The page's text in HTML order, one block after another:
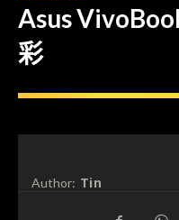
Asus
彩
Author: Tin